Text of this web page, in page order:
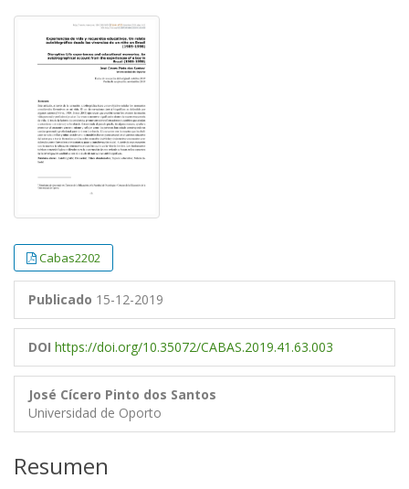
Cabas2202
Publicado 15-12-2019
DOI https://doi.org/10.35072/CABAS.2019.41.63.003
José Cícero Pinto dos Santos
Universidad de Oporto
Resumen